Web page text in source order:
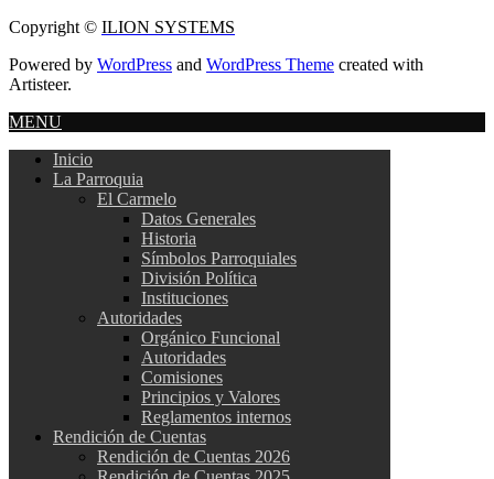
Copyright © ILION SYSTEMS
Powered by WordPress and WordPress Theme created with
Artisteer.
MENU
Inicio
La Parroquia
El Carmelo
Datos Generales
Historia
Símbolos Parroquiales
División Política
Instituciones
Autoridades
Orgánico Funcional
Autoridades
Comisiones
Principios y Valores
Reglamentos internos
Rendición de Cuentas
Rendición de Cuentas 2026